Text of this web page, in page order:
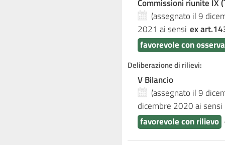
Commissioni riunite IX
(assegnato il 9
2021 ai sensi ex
favorevole con
Deliberazione di rilievi:
V Bilancio
(assegnato il 9
dicembre 2020ai sensi
favorevole con rilievo